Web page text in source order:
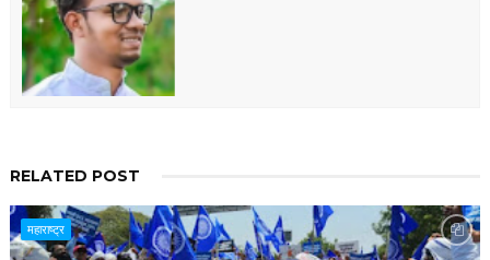
RELATED POST
महाराष्ट्र